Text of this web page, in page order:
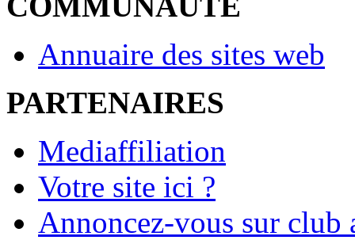
Annuaire des sites web
PARTENAIRES
Mediaffiliation
Votre site ici ?
Annoncez-vous sur